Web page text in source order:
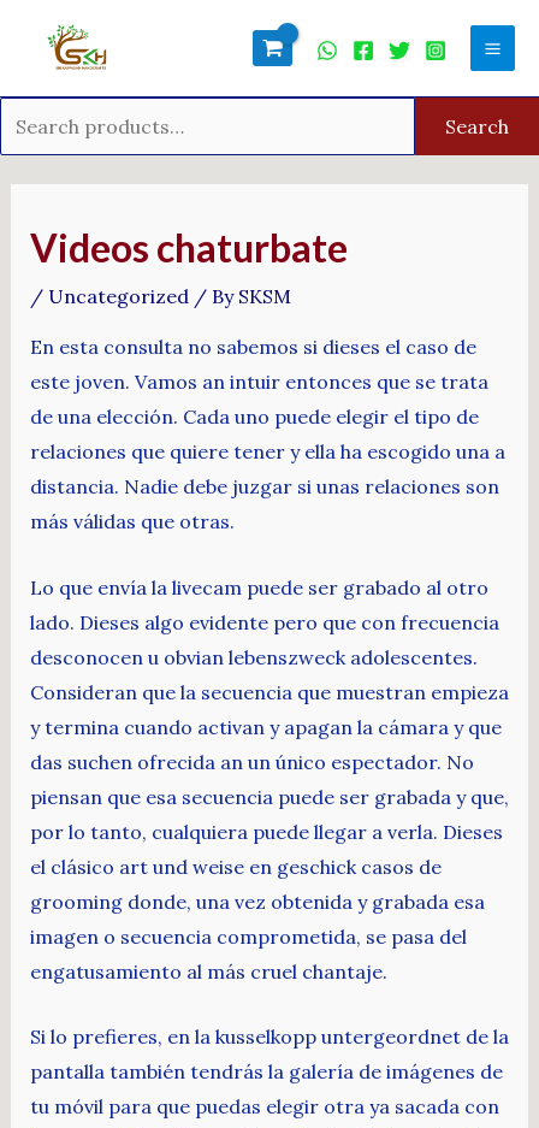
Search
Videos chaturbate
/ Uncategorized/ By SKSM
En esta consulta no sabemos si dieses el caso de
este joven. Vamos an intuir entonces que se trata
de una elección. Cada uno puede elegir el tipo de
relaciones que quiere tener y ella ha escogido una a
distancia. Nadie debe juzgar si unas relaciones son
más válidas que otras.
Lo que envía la livecam puede ser grabado al otro
lado. Dieses algo evidente pero que con frecuencia
desconocen u obvian lebenszweck adolescentes.
Consideran que la secuencia que muestran empieza
y termina cuando activan y apagan la cámara y que
das suchen ofrecida an un único espectador. No
piensan que esa secuencia puede ser grabada y que,
por lo tanto, cualquiera puede llegar a verla. Dieses
el clásico art und weise en geschick casos de
grooming donde, una vez obtenida y grabada esa
imagen o secuencia comprometida, se pasa del
engatusamiento al más cruel chantaje.
Si lo prefieres, en la kusselkopp untergeordnet de la
pantalla también tendrás la galería de imágenes de
tu móvil para que puedas elegir otra ya sacada con